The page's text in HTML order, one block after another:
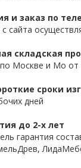
и заказ по
сайта
складская
Москве и Мо от
сроки
дней
до 2-х лет
гарантия